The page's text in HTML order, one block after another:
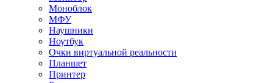
Моноблок
МФУ
Наушники
Ноутбук
Очки виртуальной реальности
Планшет
Принтер